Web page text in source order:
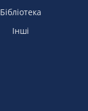
Бібліотека
Інші